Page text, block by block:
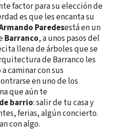
factor para su elección de
es que les encanta su
Paredesestá en un
Barranco, a unos pasos del
llena de árboles que se
de Barranco les
caminar con sus
en uno de los
que aún te
barrio: salir de tu casa y
ferias, algún concierto.
con algo.